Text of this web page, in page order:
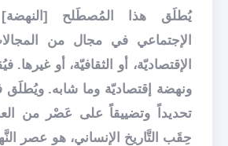
يُطلَق هذا المُصطَلح
الإجتماعي في مجال من
الإقتصاديّة، أو الثقافيّة، أو غيرها.
ونهضة إقتصاديّة وما شابه. ويُطلَق
تحديداً وتضييقاً على عَصْر من
حِقَب التَّاريخ الإنساني، هو عصر